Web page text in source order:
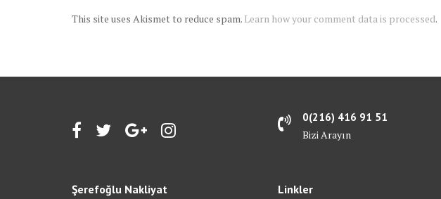
This site uses Akismet to reduce spam. Learn how your comment data is processed.
0(216) 416 91 51
Bizi Arayın
Şerefoğlu Nakliyat Linkler